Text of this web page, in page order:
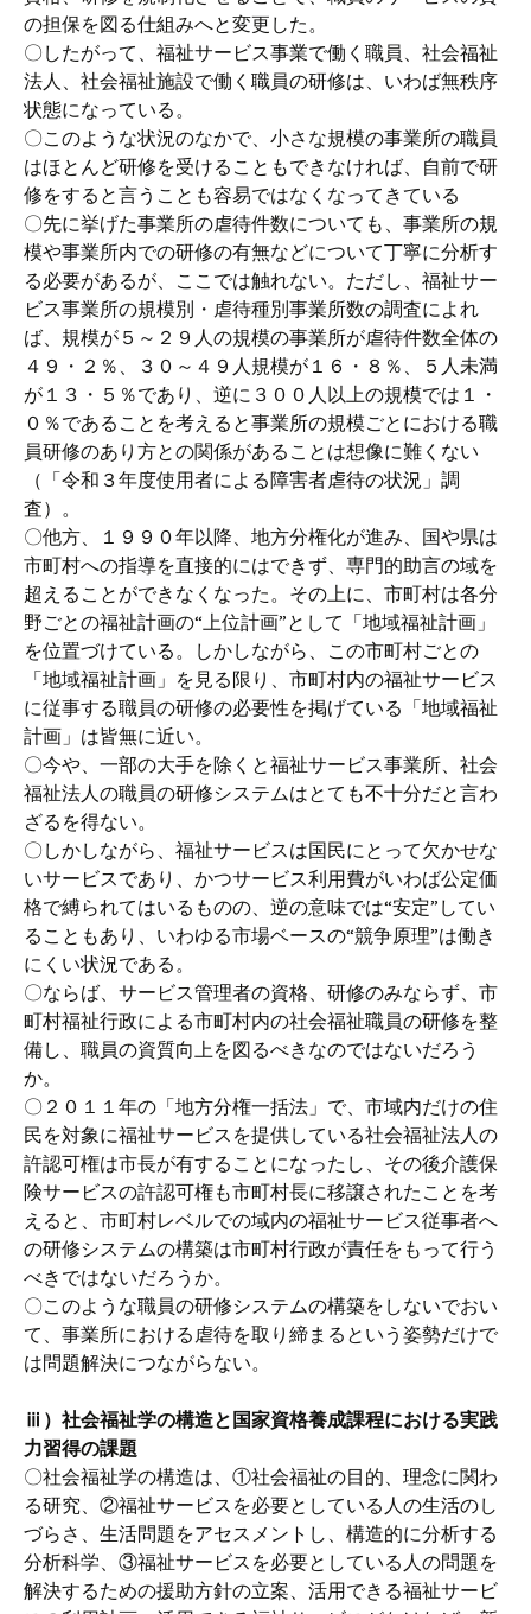
の担保を図る仕組みへと変更した。
〇したがって、福祉サービス事業で働く職員、社会福祉
法人、社会福祉施設で働く職員の研修は、いわば無秩序
状態になっている。
〇このような状況のなかで、小さな規模の事業所の職員
はほとんど研修を受けることもできなければ、自前で研
修をすると言うことも容易ではなくなってきている
〇先に挙げた事業所の虐待件数についても、事業所の規
模や事業所内での研修の有無などについて丁寧に分析す
る必要があるが、ここでは触れない。ただし、福祉サー
ビス事業所の規模別・虐待種別事業所数の調査によれ
ば、規模が５～２９人の規模の事業所が虐待件数全体の
４９・２％、３０～４９人規模が１６・８％、５人未満
が１３・５％であり、逆に３００人以上の規模では１・
０％であることを考えると事業所の規模ごとにおける職
員研修のあり方との関係があることは想像に難くない
（「令和３年度使用者による障害者虐待の状況」調
査）。
〇他方、１９９０年以降、地方分権化が進み、国や県は
市町村への指導を直接的にはできず、専門的助言の域を
超えることができなくなった。その上に、市町村は各分
野ごとの福祉計画の“上位計画”として「地域福祉計画」
を位置づけている。しかしながら、この市町村ごとの
「地域福祉計画」を見る限り、市町村内の福祉サービス
に従事する職員の研修の必要性を掲げている「地域福祉
計画」は皆無に近い。
〇今や、一部の大手を除くと福祉サービス事業所、社会
福祉法人の職員の研修システムはとても不十分だと言わ
ざるを得ない。
〇しかしながら、福祉サービスは国民にとって欠かせな
いサービスであり、かつサービス利用費がいわば公定価
格で縛られてはいるものの、逆の意味では“安定”してい
ることもあり、いわゆる市場ベースの“競争原理”は働き
にくい状況である。
〇ならば、サービス管理者の資格、研修のみならず、市
町村福祉行政による市町村内の社会福祉職員の研修を整
備し、職員の資質向上を図るべきなのではないだろう
か。
〇２０１１年の「地方分権一括法」で、市域内だけの住
民を対象に福祉サービスを提供している社会福祉法人の
許認可権は市長が有することになったし、その後介護保
険サービスの許認可権も市町村長に移譲されたことを考
えると、市町村レベルでの域内の福祉サービス従事者へ
の研修システムの構築は市町村行政が責任をもって行う
べきではないだろうか。
〇このような職員の研修システムの構築をしないでおい
て、事業所における虐待を取り締まるという姿勢だけで
は問題解決につながらない。
ⅲ）社会福祉学の構造と国家資格養成課程における実践
力習得の課題
〇社会福祉学の構造は、①社会福祉の目的、理念に関わ
る研究、②福祉サービスを必要としている人の生活のし
づらさ、生活問題をアセスメントし、構造的に分析する
分析科学、③福祉サービスを必要としている人の問題を
解決するための援助方針の立案、活用できる福祉サービ